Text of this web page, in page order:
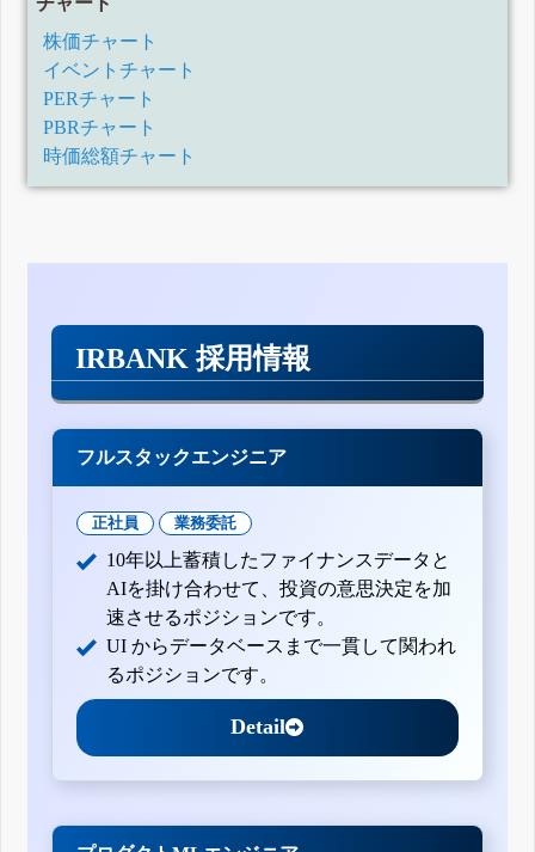
株価チャート
イベントチャート
PERチャート
PBRチャート
時価総額チャート
IRBANK 採用情報
フルスタックエンジニア
正社員 業務委託
10年以上蓄積したファイナンスデータと
AIを掛け合わせて、投資の意思決定を加
速させるポジションです。
UI からデータベースまで一貫して関われ
るポジションです。
Detail